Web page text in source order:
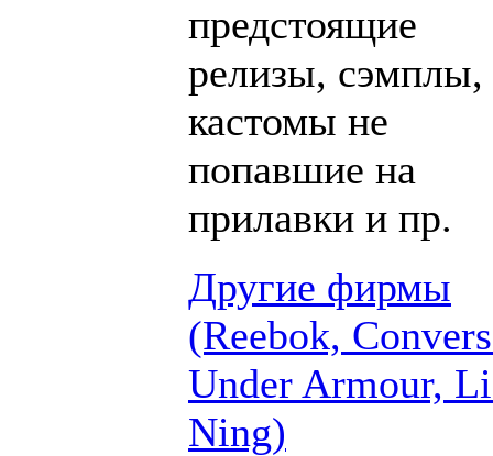
предстоящие
релизы, сэмплы,
кастомы не
попавшие на
прилавки и пр.
Другие фирмы
(Reebok,
Under Armour,
Ning)